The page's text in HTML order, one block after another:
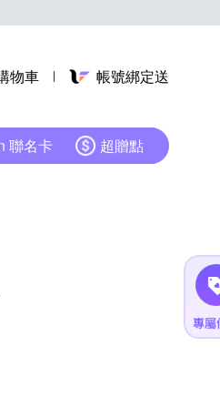
物車 帳號綁定送
聯名卡 超贈點